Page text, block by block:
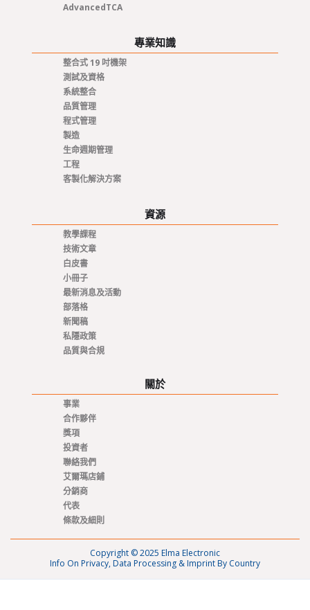
AdvancedTCA
專業知識
整合式 19 吋機架
測試及資格
系統整合
品質管理
程式管理
製造
生命週期管理
工程
客製化解決方案
資源
教學課程
技術文章
白皮書
小冊子
最新消息及活動
部落格
新聞稿
私隱政策
品質與合規
關於
事業
合作夥伴
獎項
投資者
聯絡我們
艾爾瑪店鋪
分銷商
代表
條款及細則
Copyright © 2025 Elma Electronic
Info On Privacy, Data Processing & Imprint By Country